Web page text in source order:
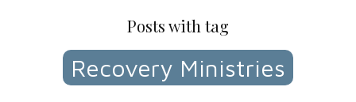
Posts with tag
Recovery Ministries